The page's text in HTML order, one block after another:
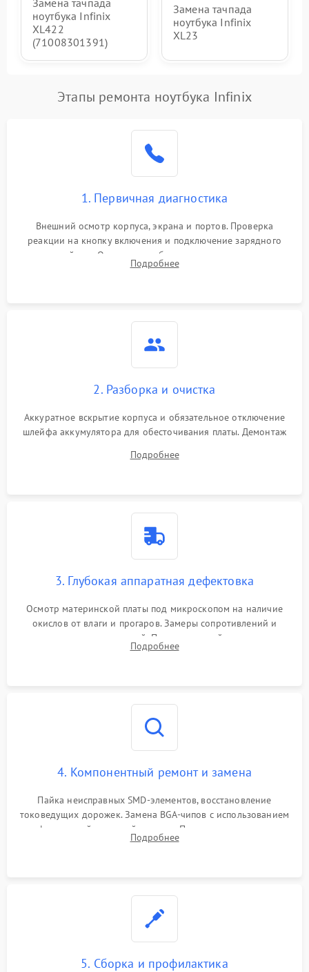
ноутбука Infinix
XL422
(71008301391)
Замена тачпада
ноутбука Infinix
XL23
Этапы ремонта ноутбука Infinix
1. Первичная диагностика
Внешний осмотр корпуса, экрана и портов. Проверка
реакции на кнопку включения и подключение зарядного
устройства. Оценка потребления тока с помощью
лабораторного блока питания для локализации проблемы.
Подробнее
2. Разборка и очистка
Аккуратное вскрытие корпуса и обязательное отключение
шлейфа аккумулятора для обесточивания платы. Демонтаж
высохшей термопасты с кристаллов чипов.
Подробнее
3. Глубокая аппаратная дефектовка
Осмотр материнской платы под микроскопом на наличие
окислов от влаги и прогаров. Замеры сопротивлений и
дежурных напряжений. Проверка цепей питания,
мультиконтроллера, процессора и видеочипа.
Подробнее
4. Компонентный ремонт и замена
Пайка неисправных SMD-элементов, восстановление
токоведущих дорожек. Замена BGA-чипов с использованием
инфракрасной паяльной станции. Прошивка микросхемы
BIOS или замена поврежденных портов USB
Подробнее
5. Сборка и профилактика